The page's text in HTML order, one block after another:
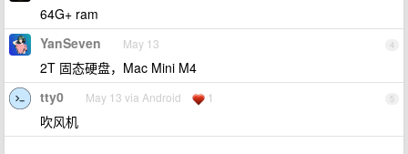
64G+ ram
4
YanSeven May 13
2T 固态硬盘，Mac Mini M4
5
tty0 May 13 via Android 1
吹风机